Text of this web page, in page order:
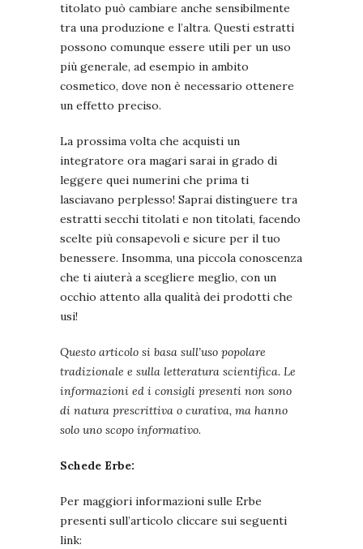
titolato può cambiare anche sensibilmente
tra una produzione e l’altra. Questi estratti
possono comunque essere utili per un uso
più generale, ad esempio in ambito
cosmetico, dove non è necessario ottenere
un effetto preciso.
La prossima volta che acquisti un
integratore ora magari sarai in grado di
leggere quei numerini che prima ti
lasciavano perplesso! Saprai distinguere tra
estratti secchi titolati e non titolati, facendo
scelte più consapevoli e sicure per il tuo
benessere. Insomma, una piccola conoscenza
che ti aiuterà a scegliere meglio, con un
occhio attento alla qualità dei prodotti che
usi!
Questo articolo si basa sull’uso popolare
tradizionale e sulla letteratura scientifica. Le
informazioni ed i consigli presenti non sono
di natura prescrittiva o curativa, ma hanno
solo uno scopo informativo.
Schede Erbe:
Per maggiori informazioni sulle Erbe
presenti sull’articolo cliccare sui seguenti
link: